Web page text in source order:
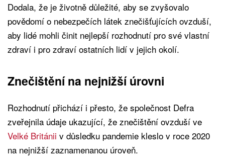
Dodala, že je životně důležité, aby se zvyšovalo
povědomí o nebezpečích látek znečišťujících ovzduší,
aby lidé mohli činit nejlepší rozhodnutí pro své vlastní
zdraví i pro zdraví ostatních lidí v jejich okolí.
Znečištění na nejnižší úrovni
Rozhodnutí přichází i přesto, že společnost Defra
zveřejnila údaje ukazující, že znečištění ovzduší ve
Velké Británii v důsledku pandemie kleslo v roce 2020
na nejnižší zaznamenanou úroveň.